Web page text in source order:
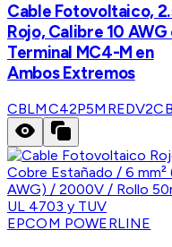
Cable Fotovoltaico,
Rojo, Calibre 10 AWG
Terminal MC4-M en
Ambos Extremos
CBLMC42P5MREDV2
EPCOM POWERLINE